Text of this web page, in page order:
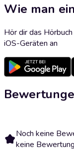
Wie man
Hör dir das
iOS-Geräten an
Noch keine
keine